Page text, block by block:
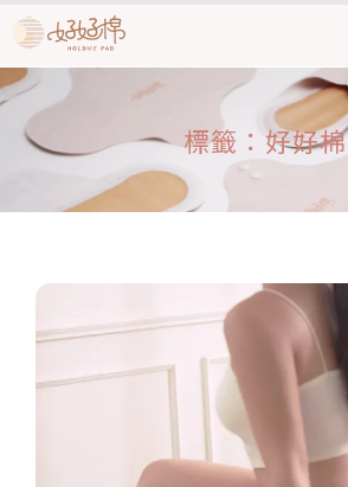
標籤：好好棉